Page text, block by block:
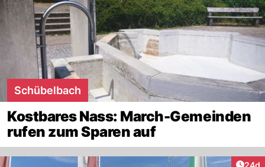
Schübelbach
Kostbares Nass: March-Gemeinden
rufen zum Sparen auf
24d